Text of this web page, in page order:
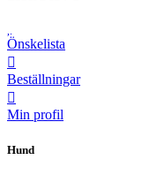
Önskelista
Beställningar
Min profil
Hund